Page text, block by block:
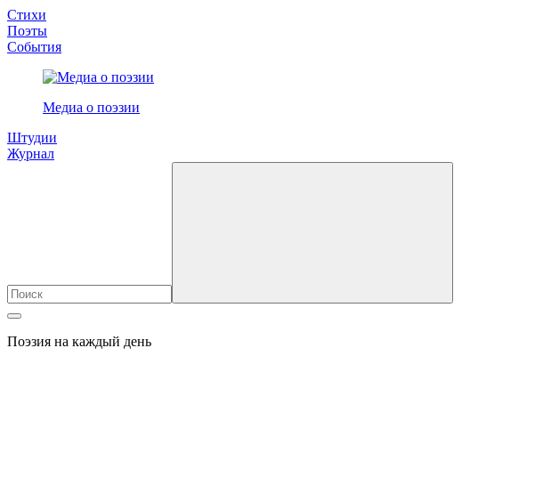
Стихи
Поэты
События
Медиа о поэзии
Штудии
Журнал
Поэзия на каждый день